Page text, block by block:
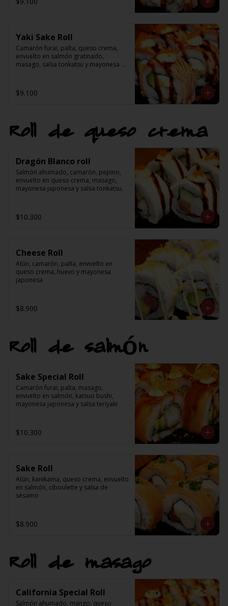
Yaki Sake Roll
Camarón furai, palta, queso crema,
envuelto en salmón gratinado,
masago, salsa tonkatsu y mayonesa
$9.100
Roll de queso crema
Dragón Blanco roll
Salmón ahumado, camarón, pepino,
envuelto en queso crema, masago,
mayonesa japonesa y salsa tonkatsu.
$10.300
Cheese Roll
Atún, camarón, palta, envuelto en
queso crema, huevo y mayonesa
japonesa
$8.900
Roll de salmón
Sake Special Roll
Camarón furai, palta, masago,
envuelto en salmón, katsuo bushi,
mayonesa japonesa y salsa teriyaki
$10.300
Sake Roll
Atún, kanikama, queso crema, envuelto
en salmón, ciboulette y salsa de
sésamo
$8.900
Roll de masago
California Special Roll
Salmón ahumado, mango, queso